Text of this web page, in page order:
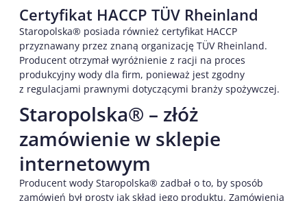
Certyfikat HACCP TÜV Rheinland
Staropolska® posiada również certyfikat HACCP
przyznawany przez znaną organizację TÜV Rheinland.
Producent otrzymał wyróżnienie z racji na proces
produkcyjny wody dla firm, ponieważ jest zgodny
z regulacjami prawnymi dotyczącymi branży spożywczej.
Staropolska® – złóż
zamówienie w sklepie
internetowym
Producent wody Staropolska® zadbał o to, by sposób
zamówień był prosty jak skład jego produktu. Zamówienia